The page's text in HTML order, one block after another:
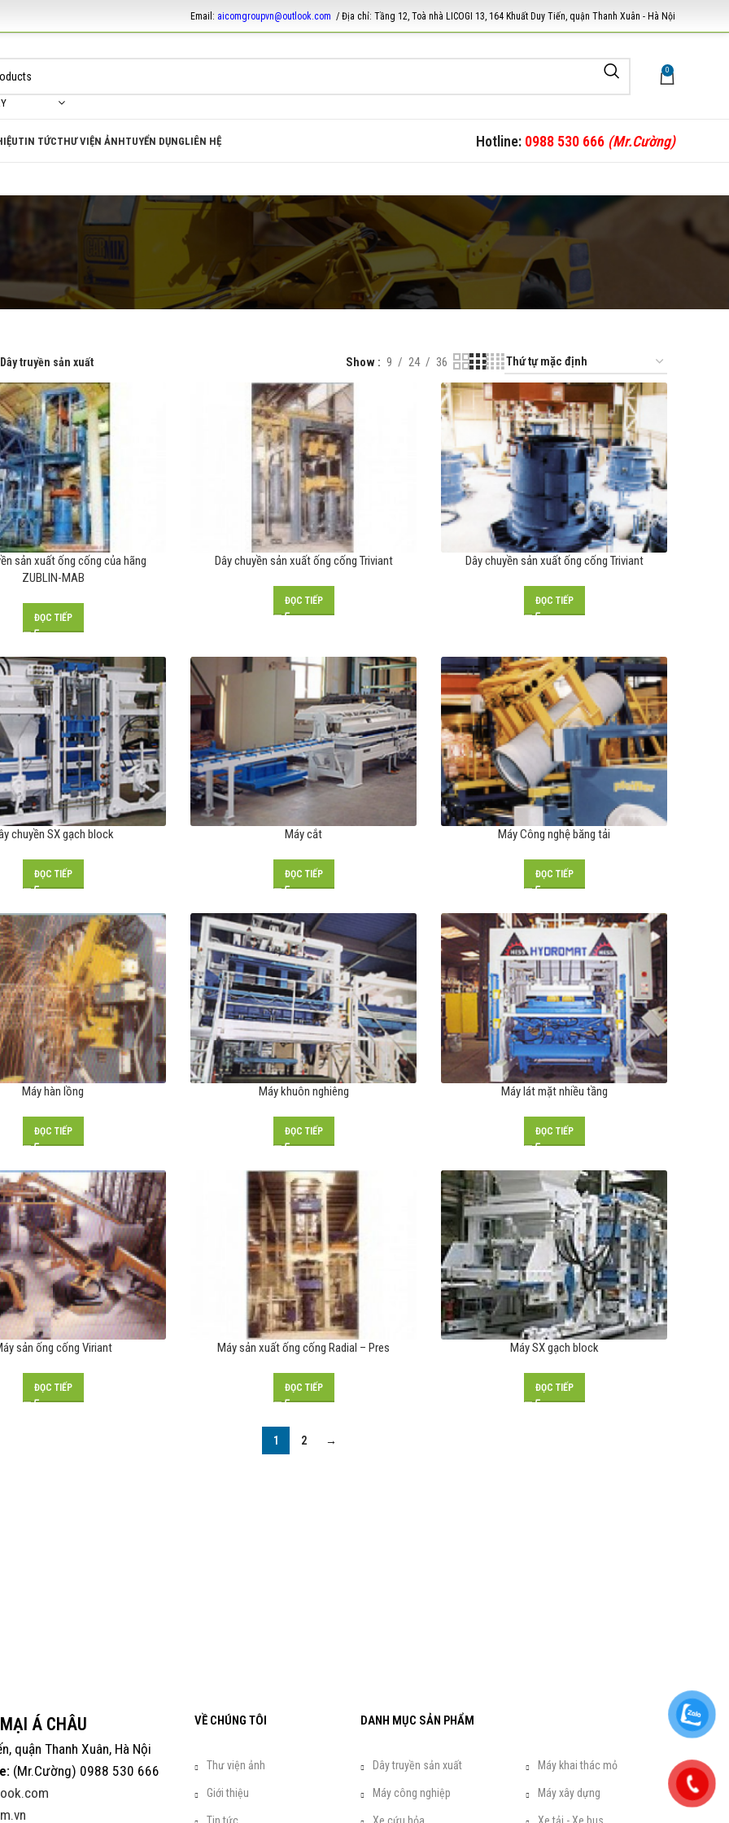
Email: aicomgroupvn@outlook.com / Địa chỉ: Tầng 12, Toà nhà LICOGI 13, 164 Khuất Duy Tiến, quận Thanh Xuân - Hà Nội
0
TIN TỨCTHƯ VIỆN ẢNHTUYỂN DỤNGLIÊN HỆ Hotline: 0988 530 666 (Mr.Cường)
Dây truyền sản xuất Show 9 24 36
sản xuất ống cống của hãng
ZUBLIN-MAB
ĐỌC TIẾP
Dây chuyền sản xuất ống cống Triviant
ĐỌC TIẾP
Dây chuyền sản xuất ống cống Triviant
ĐỌC TIẾP
chuyền SX gạch block
ĐỌC TIẾP
Máy cắt
ĐỌC TIẾP
Máy Công nghệ băng tải
ĐỌC TIẾP
Máy hàn lồng
ĐỌC TIẾP
Máy khuôn nghiêng
ĐỌC TIẾP
Máy lát mặt nhiều tầng
ĐỌC TIẾP
sản ống cống Viriant
ĐỌC TIẾP
Máy sản xuất ống cống Radial – Pres
ĐỌC TIẾP
Máy SX gạch block
ĐỌC TIẾP
1 2 →
Á CHÂU
quận Thanh Xuân, Hà Nội
(Mr.Cường) 0988 530 666
VỀ CHÚNG TÔI
Thư viện ảnh
Giới thiệu
DANH MỤC SẢN PHẨM
Dây truyền sản xuất
Máy công nghiệp
Máy khai thác mỏ
Máy xây dựng